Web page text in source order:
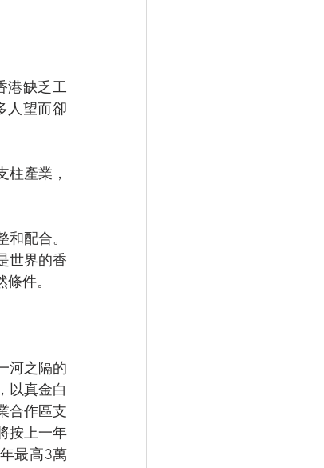
港缺乏工
人望而卻
產業，
配合。
世界的香
件。
河之隔的
以真金白
合作區支
按上一年
最高3萬